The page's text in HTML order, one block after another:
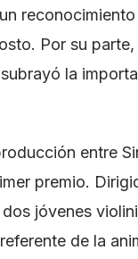
Por su
la
entre
premio.
jóvenes
de la